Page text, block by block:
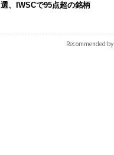
選、IWSCで95点超の銘柄
Recommended by